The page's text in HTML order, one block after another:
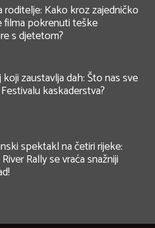
roditelje: Kako kroz zajedničko
filma pokrenuti teške
s djetetom?
koji zaustavlja dah: Što nas sve
kaskaderstva?
spektakl na četiri rijeke:
Rally se vraća snažniji